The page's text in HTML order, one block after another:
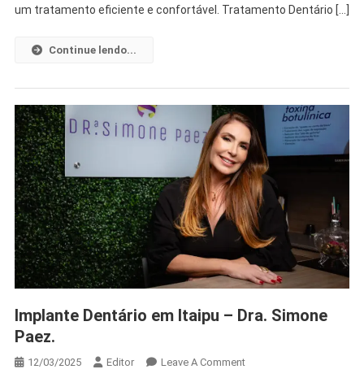
um tratamento eficiente e confortável. Tratamento Dentário […]
Continue lendo...
Implante Dentário em Itaipu – Dra. Simone
Paez.
12/03/2025 Editor Leave A Comment